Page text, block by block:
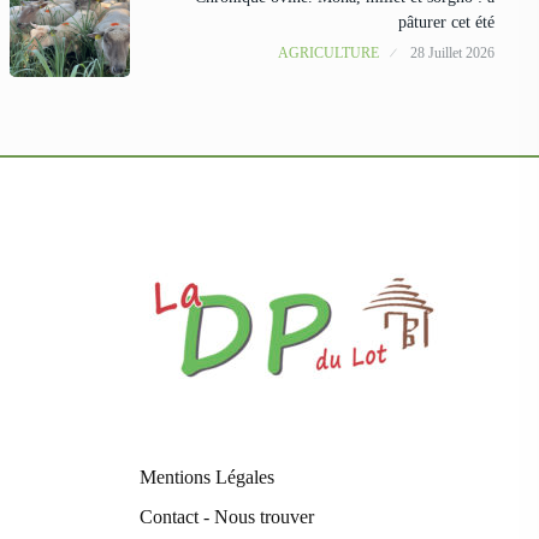
pâturer cet été
AGRICULTURE 28 Juillet 2026
Mentions Légales
Contact - Nous trouver